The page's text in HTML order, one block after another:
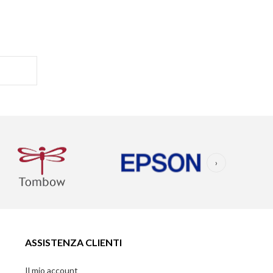
›
ASSISTENZA CLIENTI
Il mio account